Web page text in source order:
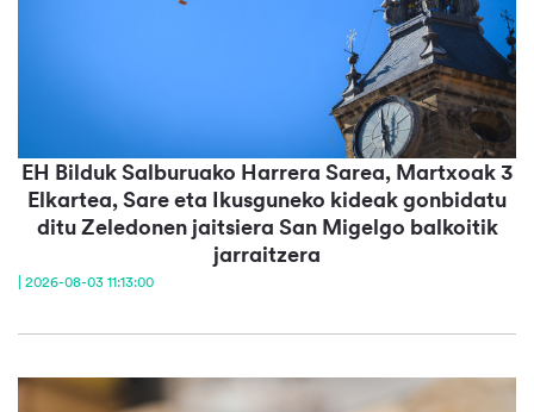
EH Bilduk Salburuako Harrera Sarea, Martxoak 3
Elkartea, Sare eta Ikusguneko kideak gonbidatu
ditu Zeledonen jaitsiera San Migelgo balkoitik
jarraitzera
| 2026-08-03 11:13:00